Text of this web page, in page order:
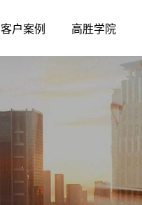
客户案例 高胜学院